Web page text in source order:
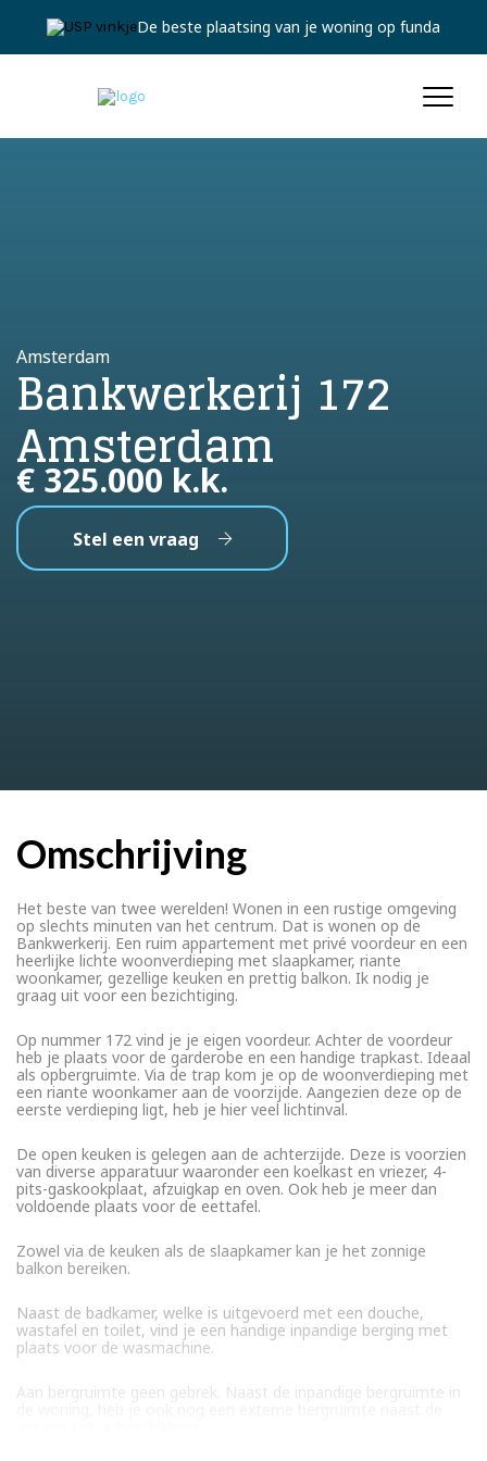
De beste plaatsing van je woning op funda
Amsterdam
Bankwerkerij 172
Amsterdam
€ 325.000 k.k.
Stel een vraag
Omschrijving
Het beste van twee werelden! Wonen in een rustige omgeving
op slechts minuten van het centrum. Dat is wonen op de
Bankwerkerij. Een ruim appartement met privé voordeur en een
heerlijke lichte woonverdieping met slaapkamer, riante
woonkamer, gezellige keuken en prettig balkon. Ik nodig je
graag uit voor een bezichtiging.
Op nummer 172 vind je je eigen voordeur. Achter de voordeur
heb je plaats voor de garderobe en een handige trapkast. Ideaal
als opbergruimte. Via de trap kom je op de woonverdieping met
een riante woonkamer aan de voorzijde. Aangezien deze op de
eerste verdieping ligt, heb je hier veel lichtinval.
De open keuken is gelegen aan de achterzijde. Deze is voorzien
van diverse apparatuur waaronder een koelkast en vriezer, 4-
pits-gaskookplaat, afzuigkap en oven. Ook heb je meer dan
voldoende plaats voor de eettafel.
Zowel via de keuken als de slaapkamer kan je het zonnige
balkon bereiken.
Naast de badkamer, welke is uitgevoerd met een douche,
wastafel en toilet, vind je een handige inpandige berging met
plaats voor de wasmachine.
Aan bergruimte geen gebrek. Naast de inpandige bergruimte in